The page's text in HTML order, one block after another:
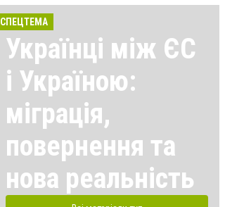
СПЕЦТЕМА
Українці між ЄС
і Україною:
міграція,
повернення та
нова реальність